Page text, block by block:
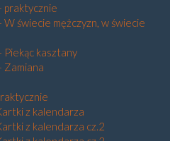
praktycznie
W świecie mężczyzn, w świecie
Piekąc kasztany
Zamiana
z kalendarza
z kalendarza cz.2